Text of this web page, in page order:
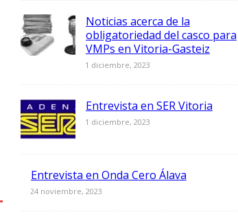
Noticias acerca de la
obligatoriedad del casco para
VMPs en Vitoria-Gasteiz
1 diciembre, 2023
Entrevista en SER Vitoria
1 diciembre, 2023
0
Entrevista en Onda Cero Álava
24 noviembre, 2023